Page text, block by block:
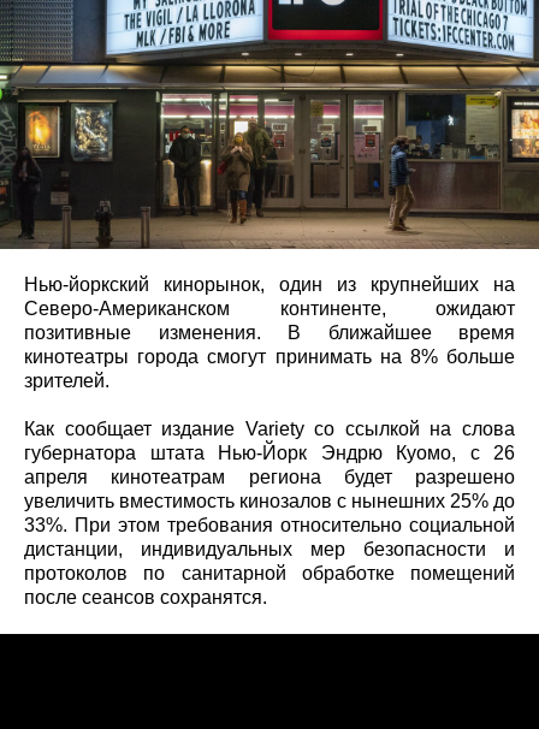
Нью-йоркский кинорынок, один из крупнейших на
Северо-Американском континенте, ожидают
позитивные изменения. В ближайшее время
кинотеатры города смогут принимать на 8% больше
зрителей.
Как сообщает издание Variety со ссылкой на слова
губернатора штата Нью-Йорк Эндрю Куомо, с 26
апреля кинотеатрам региона будет разрешено
увеличить вместимость кинозалов с нынешних 25% до
33%. При этом требования относительно социальной
дистанции, индивидуальных мер безопасности и
протоколов по санитарной обработке помещений
после сеансов сохранятся.